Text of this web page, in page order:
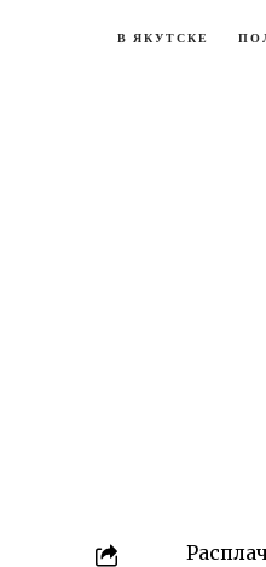
В ЯКУТСКЕ